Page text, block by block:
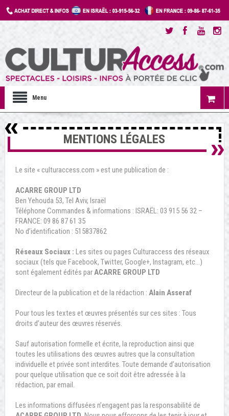
Menu
MENTIONS LÉGALES
Le site « culturaccess.com » est une publication de :
ACARRE GROUP LTD
Ben Yehouda 53, Tel Aviv, Israël
Téléphone Commandes & informations : ISRAËL: 03 915 56 32 –
FRANCE: 09 86 87 61 35
No d’identification : 515837862
Réseaux Sociaux : Les sites ou pages Culturaccess des réseaux
sociaux (tels que Facebook, Twitter, Google+, Instagram, etc…)
sont également édités parACARRE GROUP LTD
Directeur de la publication et de la rédaction : Alain Asseraf
Pour tous les textes et œuvres présentés sur ces sites : Tous
droits d’auteur des œuvres réservés.
Sauf autorisation formelle et écrite, la reproduction ainsi que
toutes les utilisations des œuvres autres que la consultation
individuelle et privée sont interdites. Toute demande d’autorisation
pour quelque utilisation que ce soit doit être adressée à la
rédaction, par email.
Les informations diffusées n’engagent pas la responsabilité de